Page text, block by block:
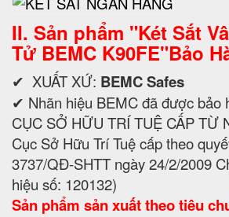
II. Sản phẩm "Két Sắt
Tử BEMC K90FE"Bảo
✔ XUẤT XỨ: BEMC Safes
✔ Nhãn hiệu BEMC đã được bảo
CỤC SỞ HỮU TRÍ TUỆ CẤP TỪ
Cục Sở Hữu Trí Tuệ cấp theo
3737/QĐ-SHTT ngày 24/2/2009
hiệu số: 120132)
Sản phẩm sản xuất theo tiêu